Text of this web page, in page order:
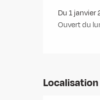
Du 1 janvier
Ouvert du
Localisation